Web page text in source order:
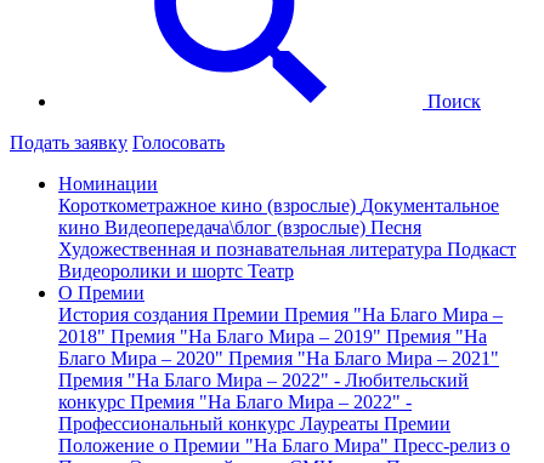
Поиск
Подать заявку Голосовать
Номинации
Короткометражное кино (взрослые) Документальное
кино Видеопередача\блог (взрослые) Песня
Художественная и познавательная литература Подкаст
Видеоролики и шортс Театр
О Премии
История создания Премии Премия "На Благо Мира –
2018" Премия "На Благо Мира – 2019" Премия "На
Благо Мира – 2020" Премия "На Благо Мира – 2021"
Премия "На Благо Мира – 2022" - Любительский
конкурс Премия "На Благо Мира – 2022" -
Профессиональный конкурс Лауреаты Премии
Положение о Премии "На Благо Мира" Пресс-релиз о